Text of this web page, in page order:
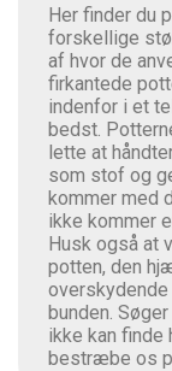
Her finder du
forskellige
af hvor de
firkantede
indenfor i et
bedst.
lette at
som stof og
kommer med
ikke kommer
Husk også at
potten, den
bunden.
ikke kan
bestræbe os